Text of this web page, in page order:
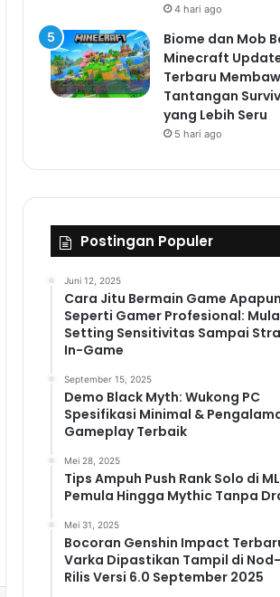
4 hari ago
Biome dan Mob
Minecraft
Terbaru
Tantangan
yang Lebih Seru
5 hari ago
Postingan Populer
Juni 12, 2025
Cara Jitu Bermain Game Apapun
Seperti Gamer Profesional:
Setting Sensitivitas Sampai
In-Game
September 15, 2025
Demo Black Myth: Wukong PC
Spesifikasi Minimal &
Gameplay Terbaik
Mei 28, 2025
Tips Ampuh Push Rank Solo di
Pemula Hingga Mythic Tanpa
Mei 31, 2025
Bocoran Genshin Impact
Varka Dipastikan Tampil di
Rilis Versi 6.0 September 2025